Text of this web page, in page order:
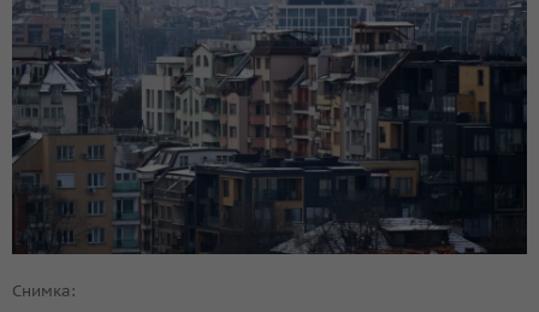
Снимка: